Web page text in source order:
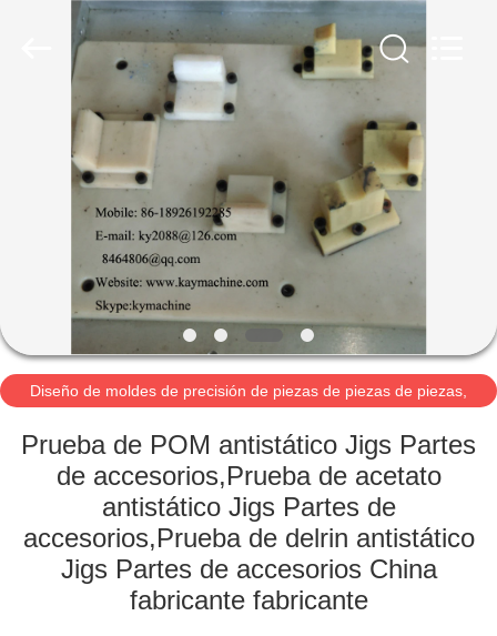
INICIO
PRODUCTOS
SOBRE
NOSOTROS
VISITA
A
LA
FÁBRICA
CONTROL
CALIDAD
Diseño de moldes de precisión de piezas de piezas de piezas,
Prueba de POM antistático Jigs Partes
de accesorios,Prueba de acetato
antistático Jigs Partes de
accesorios,Prueba de delrin antistático
Jigs Partes de accesorios China
fabricante fabricante